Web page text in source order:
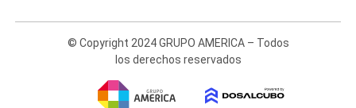
© Copyright 2024 GRUPO AMERICA – Todos
los derechos reservados